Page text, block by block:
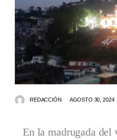
REDACCIÓN AGOSTO 30, 2024
En la madrugada del